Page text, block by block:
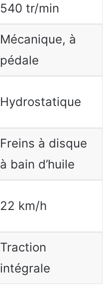
540 tr/min
Mécanique, à
pédale
Hydrostatique
Freins à disque
à bain d’huile
22 km/h
Traction
intégrale